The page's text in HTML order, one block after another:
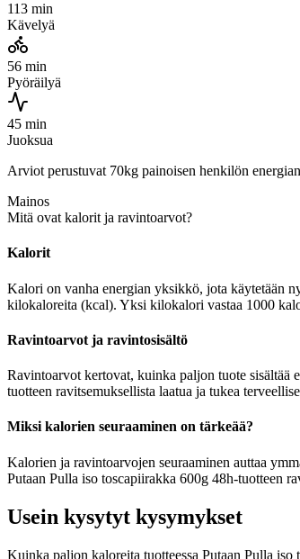
113 min
Kävelyä
56 min
Pyöräilyä
45 min
Juoksua
Arviot perustuvat 70kg painoisen henkilön
Mainos
Mitä ovat kalorit ja ravintoarvot?
Kalorit
Kalori on vanha energian yksikkö, jota käytetään
kilokaloreita (kcal). Yksi kilokalori vastaa 1000
Ravintoarvot ja ravintosisältö
Ravintoarvot kertovat, kuinka paljon tuote sisältää
tuotteen ravitsemuksellista laatua ja tukea
Miksi kalorien seuraaminen on tärkeää?
Kalorien ja ravintoarvojen seuraaminen auttaa
Putaan Pulla iso toscapiirakka 600g 48h-tuotteen
Usein kysytyt kysymykset
Kuinka paljon kaloreita tuotteessa Putaan Pulla iso